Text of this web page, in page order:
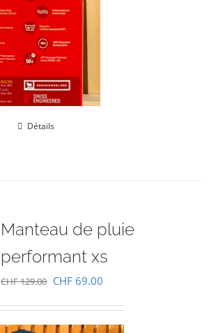
Détails
Manteau de pluie
performant xs
CHF129.00 Le
initial
CHF 69.00
actuel